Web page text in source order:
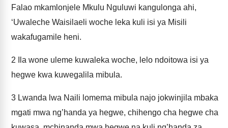
Falao mkamlonjele Mkulu Nguluwi kangulonga ahi,
‘Uwaleche Waisilaeli woche leka kuli isi ya Misili
wakafugamile heni.
2 Ila wone uleme kuwaleka woche, lelo ndoitowa isi ya
hegwe kwa kuwegalila mibula.
3 Lwanda lwa Naili lomema mibula najo jokwinjila mbaka
mgati mwa ng’handa ya hegwe, chihengo cha hegwe cha